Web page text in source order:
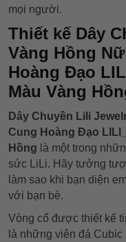
mọi người.
Thiết kế Dây
Vàng Hồng
Hoàng Đạo
Màu Vàng
Dây Chuyền Lili
Cung Hoàng Đạo
Hồng là một trong
sức LiLi. Hãy tưởng
làm sao khi bạn diện
với bạn bè.
Vòng cổ được thiết kế
là những viên đá